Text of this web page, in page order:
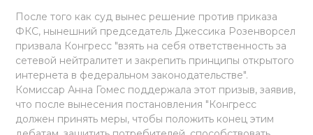
После того как суд вынес решение против приказа
ФКС, нынешний председатель Джессика Розенворсел
призвала Конгресс "взять на себя ответственность за
сетевой нейтралитет и закрепить принципы открытого
интернета в федеральном законодательстве".
Комиссар Анна Гомес поддержала этот призыв, заявив,
что после вынесения постановления "Конгресс
должен принять меры, чтобы положить конец этим